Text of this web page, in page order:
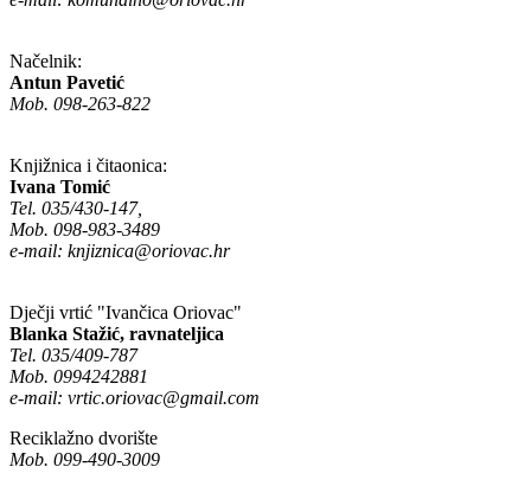
Načelnik:
Antun Pavetić
Mob. 098-263-822
Knjižnica i čitaonica:
Ivana Tomić
Tel. 035/430-147,
Mob. 098-983-3489
e-mail: knjiznica@oriovac.hr
Dječji vrtić "Ivančica Oriovac"
Blanka Stažić, ravnateljica
Tel. 035/409-787
Mob. 0994242881
e-mail: vrtic.oriovac@gmail.com
Reciklažno dvorište
Mob. 099-490-3009